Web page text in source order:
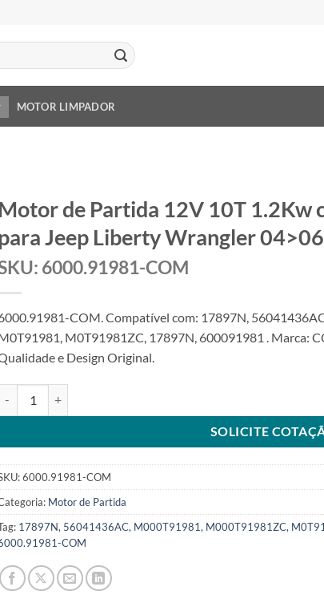
MOTOR LIMPADOR
Motor de Partida 12V 10T
Jeep Liberty Wrangler 04>06
6000.91981-COM
COM. Compatível com: 17897N,
M0T91981ZC, 17897N, 600091981 . Marca:
e Design Original.
SOLICITE
6000.91981-COM
Motor de Partida
17897N, 56041436AC, M000T91981, M000T91981ZC,
COM